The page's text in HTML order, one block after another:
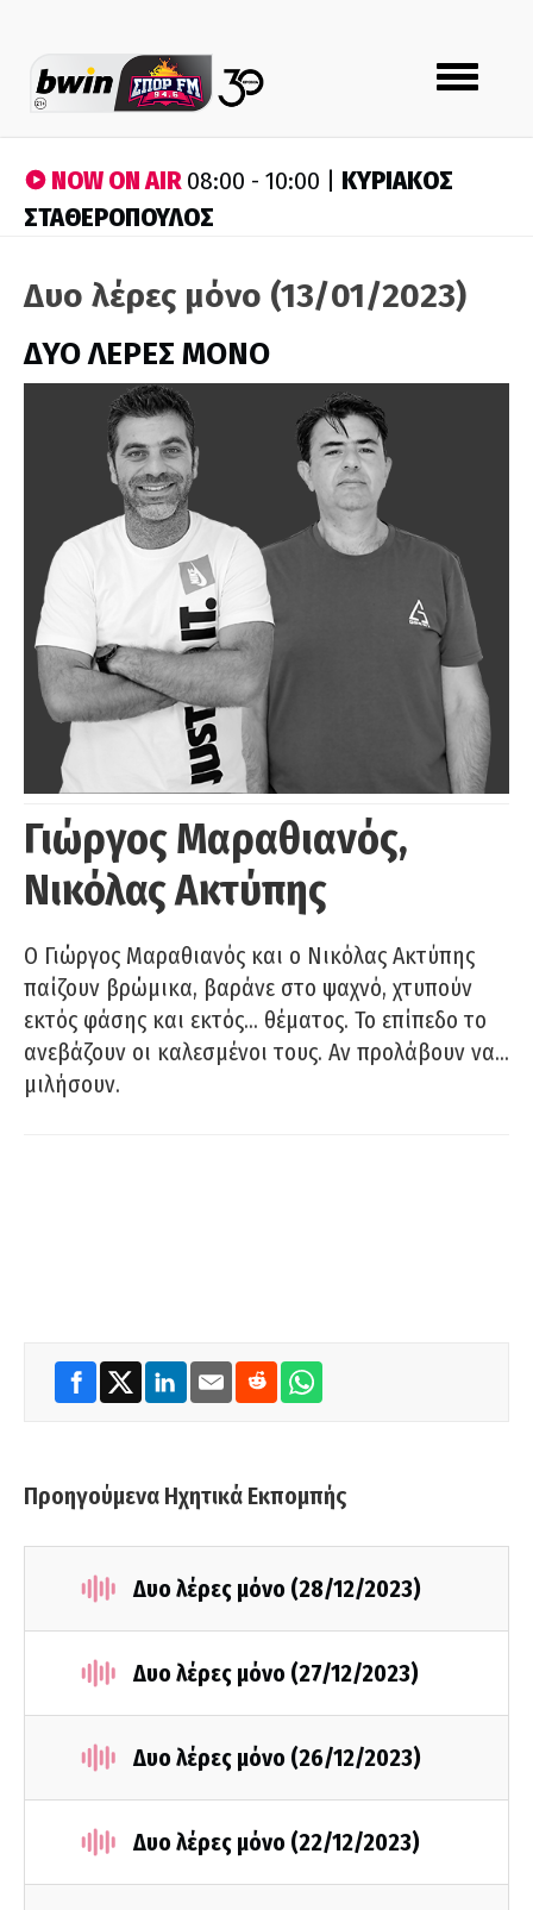
Toggle
navigation
NOW ON AIR08:00 - 10:00 | ΚΥΡΙΑΚΟΣ
ΣΤΑΘΕΡΟΠΟΥΛΟΣ
Δυο λέρες μόνο (13/01/2023)
ΔΥΟ ΛΕΡΕΣ ΜΟΝΟ
Γιώργος Μαραθιανός,
Νικόλας Ακτύπης
Ο Γιώργος Μαραθιανός και ο Νικόλας Ακτύπης
παίζουν βρώμικα, βαράνε στο ψαχνό, χτυπούν
εκτός φάσης και εκτός… θέματος. Το επίπεδο το
ανεβάζουν οι καλεσμένοι τους. Αν προλάβουν να…
μιλήσουν.
Προηγούμενα Ηχητικά Εκπομπής
Δυο λέρες μόνο (28/12/2023)
Δυο λέρες μόνο (27/12/2023)
Δυο λέρες μόνο (26/12/2023)
Δυο λέρες μόνο (22/12/2023)